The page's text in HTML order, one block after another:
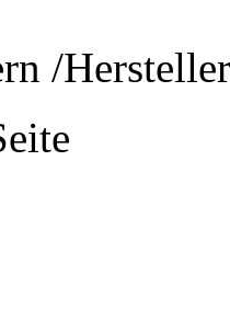
/Hersteller